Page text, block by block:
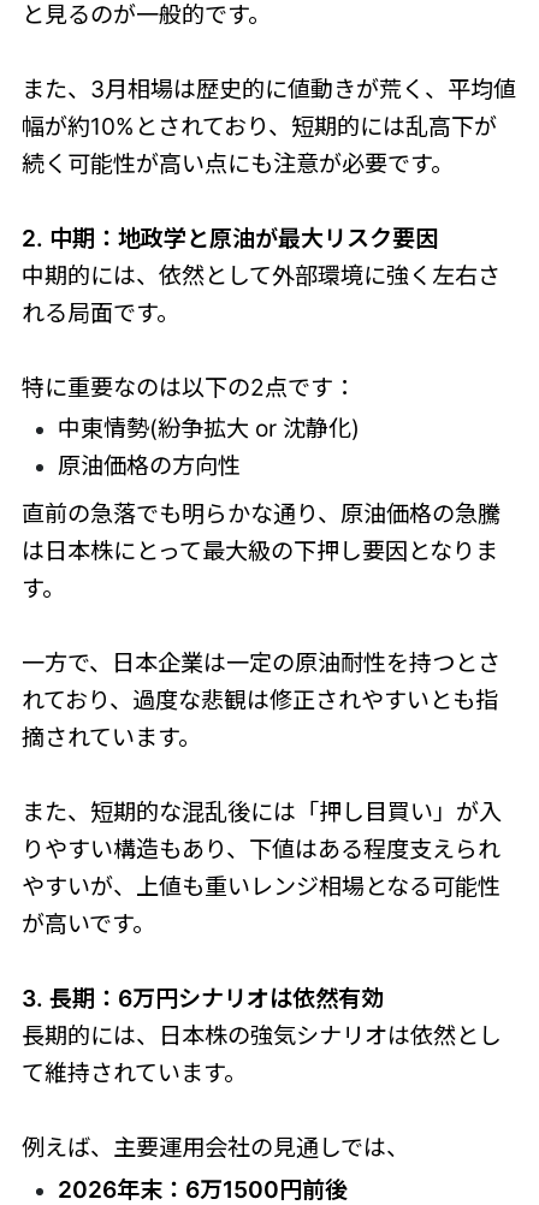
と見るのが一般的です。
また、3月相場は歴史的に値動きが荒く、平均値
幅が約10%とされており、短期的には乱高下が
続く可能性が高い点にも注意が必要です。
2. 中期：地政学と原油が最大リスク要因
中期的には、依然として外部環境に強く左右さ
れる局面です。
特に重要なのは以下の2点です：
中東情勢(紛争拡大 or 沈静化)
原油価格の方向性
直前の急落でも明らかな通り、原油価格の急騰
は日本株にとって最大級の下押し要因となりま
す。
一方で、日本企業は一定の原油耐性を持つとさ
れており、過度な悲観は修正されやすいとも指
摘されています。
また、短期的な混乱後には「押し目買い」が入
りやすい構造もあり、下値はある程度支えられ
やすいが、上値も重いレンジ相場となる可能性
が高いです。
3. 長期：6万円シナリオは依然有効
長期的には、日本株の強気シナリオは依然とし
て維持されています。
例えば、主要運用会社の見通しでは、
2026年末：6万1500円前後